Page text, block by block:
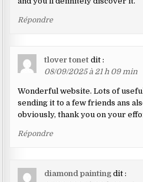
Répondre
tlover tonet dit :
08/09/2025 à 21 h 09 min
Wonderful website. Lots of
sending it to a few friends ans
obviously, thank you on your
Répondre
diamond painting dit :